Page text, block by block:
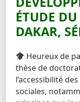
ÉTUDE
DAKAR,
Heureux de
thèse de
l’accessibilité
sociales,